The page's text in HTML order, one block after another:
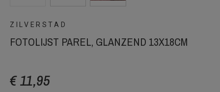
ZILVERSTAD
FOTOLIJST PAREL, GLANZEND 13X18CM
€ 11,95